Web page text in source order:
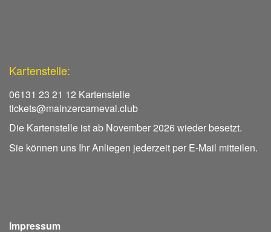
Kartenstelle:
06131 23 21 12 Kartenstelle
tickets@mainzercarneval.club
Die Kartenstelle ist ab November 2026 wieder besetzt.
Sie können uns Ihr Anliegen jederzeit per E-Mail mitteilen.
Impressum